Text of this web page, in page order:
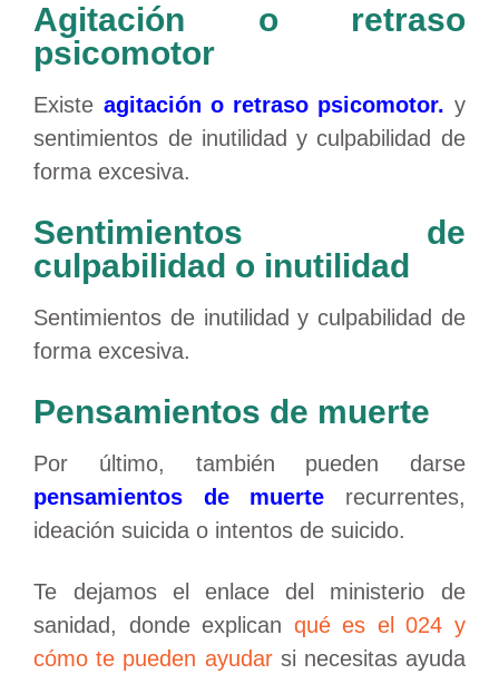
Agitación o retraso
psicomotor
Existe agitación o retraso psicomotor. y
sentimientos de inutilidad y culpabilidad de
forma excesiva.
Sentimientos de
culpabilidad o inutilidad
Sentimientos de inutilidad y culpabilidad de
forma excesiva.
Pensamientos de muerte
Por último, también pueden darse
pensamientos de muerte recurrentes,
ideación suicida o intentos de suicido.
Te dejamos el enlace del ministerio de
sanidad, donde explican qué es el 024 y
cómo te pueden ayudarsi necesitas ayuda